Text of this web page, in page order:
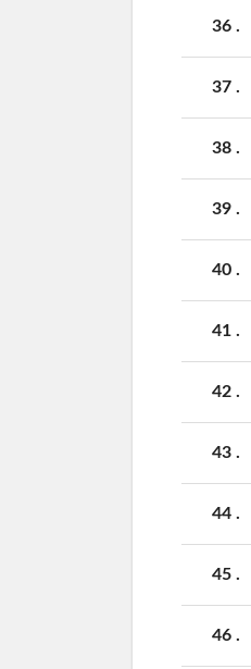
36
37
38
39
40
41
42
43
44
45
46